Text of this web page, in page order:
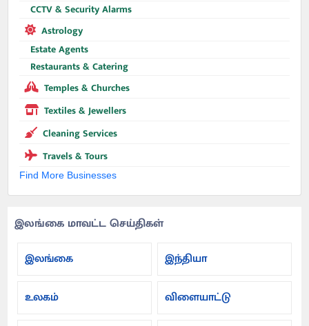
CCTV & Security Alarms
Astrology
Estate Agents
Restaurants & Catering
Temples & Churches
Textiles & Jewellers
Cleaning Services
Travels & Tours
Find More Businesses
இலங்கை மாவட்ட செய்திகள்
இலங்கை
இந்தியா
உலகம் விளையாட்டு